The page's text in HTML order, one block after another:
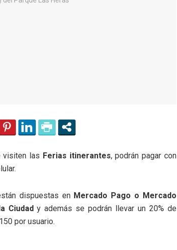
visiten las Ferias itinerantes, podrán pagar con
dispuestas en Mercado Pago o Mercado
Ciudady además se podrán llevar un 20% de
por usuario.